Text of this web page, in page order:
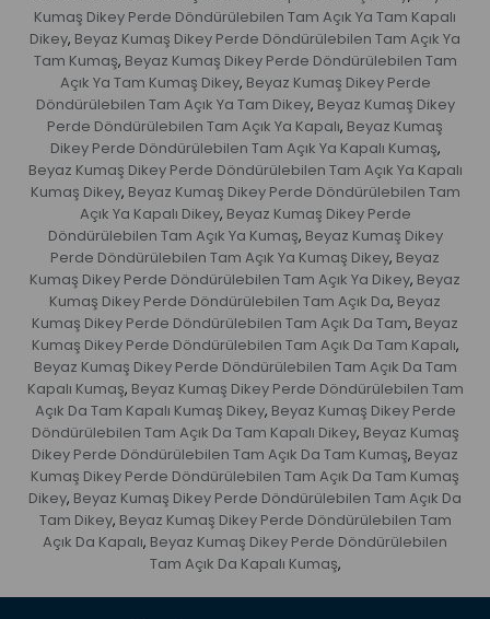
Kumaş Dikey Perde Döndürülebilen Tam Açık Ya Tam Kapalı
Dikey, Beyaz Kumaş Dikey Perde Döndürülebilen Tam Açık Ya
Tam Kumaş, Beyaz Kumaş Dikey Perde Döndürülebilen Tam
Açık Ya Tam Kumaş Dikey, Beyaz Kumaş Dikey Perde
Döndürülebilen Tam Açık Ya Tam Dikey, Beyaz Kumaş Dikey
Perde Döndürülebilen Tam Açık Ya Kapalı, Beyaz Kumaş
Dikey Perde Döndürülebilen Tam Açık Ya Kapalı Kumaş,
Beyaz Kumaş Dikey Perde Döndürülebilen Tam Açık Ya Kapalı
Kumaş Dikey, Beyaz Kumaş Dikey Perde Döndürülebilen Tam
Açık Ya Kapalı Dikey, Beyaz Kumaş Dikey Perde
Döndürülebilen Tam Açık Ya Kumaş, Beyaz Kumaş Dikey
Perde Döndürülebilen Tam Açık Ya Kumaş Dikey, Beyaz
Kumaş Dikey Perde Döndürülebilen Tam Açık Ya Dikey, Beyaz
Kumaş Dikey Perde Döndürülebilen Tam Açık Da, Beyaz
Kumaş Dikey Perde Döndürülebilen Tam Açık Da Tam, Beyaz
Kumaş Dikey Perde Döndürülebilen Tam Açık Da Tam Kapalı,
Beyaz Kumaş Dikey Perde Döndürülebilen Tam Açık Da Tam
Kapalı Kumaş, Beyaz Kumaş Dikey Perde Döndürülebilen Tam
Açık Da Tam Kapalı Kumaş Dikey, Beyaz Kumaş Dikey Perde
Döndürülebilen Tam Açık Da Tam Kapalı Dikey, Beyaz Kumaş
Dikey Perde Döndürülebilen Tam Açık Da Tam Kumaş, Beyaz
Kumaş Dikey Perde Döndürülebilen Tam Açık Da Tam Kumaş
Dikey, Beyaz Kumaş Dikey Perde Döndürülebilen Tam Açık Da
Tam Dikey, Beyaz Kumaş Dikey Perde Döndürülebilen Tam
Açık Da Kapalı, Beyaz Kumaş Dikey Perde Döndürülebilen
Tam Açık Da Kapalı Kumaş,